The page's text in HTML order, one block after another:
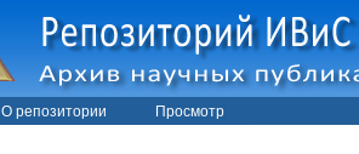
О репозитории Просмотр